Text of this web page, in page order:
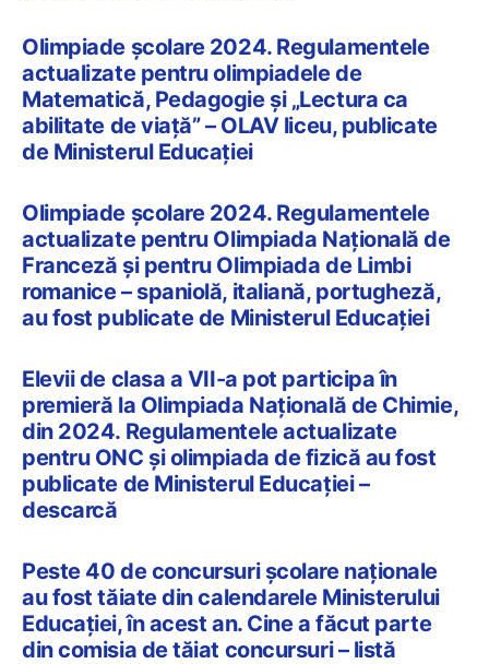
Olimpiade școlare 2024. Regulamentele
actualizate pentru olimpiadele de
Matematică, Pedagogie și „Lectura ca
abilitate de viață” – OLAV liceu, publicate
de Ministerul Educației
Olimpiade școlare 2024. Regulamentele
actualizate pentru Olimpiada Națională de
Franceză și pentru Olimpiada de Limbi
romanice – spaniolă, italiană, portugheză,
au fost publicate de Ministerul Educației
Elevii de clasa a VII-a pot participa în
premieră la Olimpiada Națională de Chimie,
din 2024. Regulamentele actualizate
pentru ONC și olimpiada de fizică au fost
publicate de Ministerul Educației –
descarcă
Peste 40 de concursuri școlare naționale
au fost tăiate din calendarele Ministerului
Educației, în acest an. Cine a făcut parte
din comisia de tăiat concursuri – listă